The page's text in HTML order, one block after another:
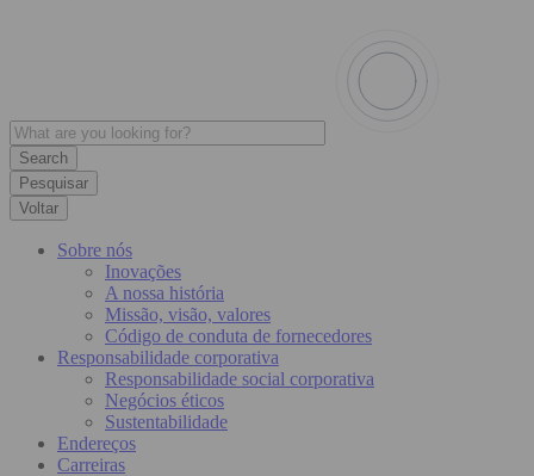
Pesquisar
Voltar
Sobre nós
Inovações
A nossa história
Missão, visão, valores
Código de conduta de fornecedores
Responsabilidade corporativa
Responsabilidade social corporativa
Negócios éticos
Sustentabilidade
Endereços
Carreiras